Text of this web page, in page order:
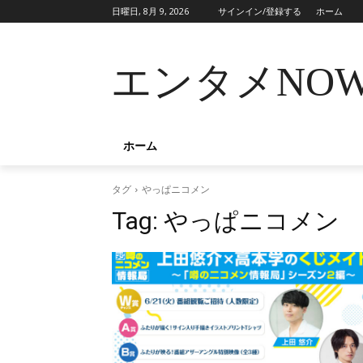
日曜日, 8月 9, 2026 サインイン/登録する ホーム
エンタメ
ホーム
タグ やっぱニコメン
Tag: やっぱニコメン